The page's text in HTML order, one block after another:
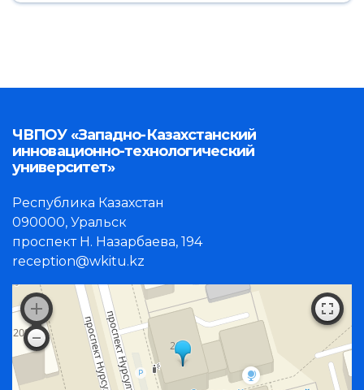
ЧВПОУ «Западно-Казахстанский
инновационно-технологический
университет»
Республика Казахстан
090000, Уральск
проспект Н. Назарбаева, 194
reception@wkitu.kz